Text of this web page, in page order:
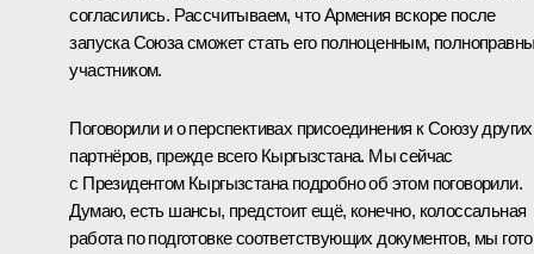
согласились. Рассчитываем, что Армения вскоре после
запуска Союза сможет стать его полноценным,
участником.
Поговорили и о перспективах присоединения к Союзу других
партнёров, прежде всего Кыргызстана. Мы сейчас
с Президентом Кыргызстана подробно об этом поговорили.
Думаю, есть шансы, предстоит ещё, конечно, колоссальная
работа по подготовке соответствующих документов, мы